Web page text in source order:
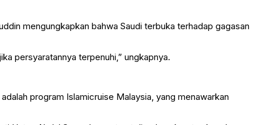
mengungkapkan bahwa Saudi terbuka terhadap gagasan
persyaratannya terpenuhi,” ungkapnya.
program Islamicruise Malaysia, yang menawarkan